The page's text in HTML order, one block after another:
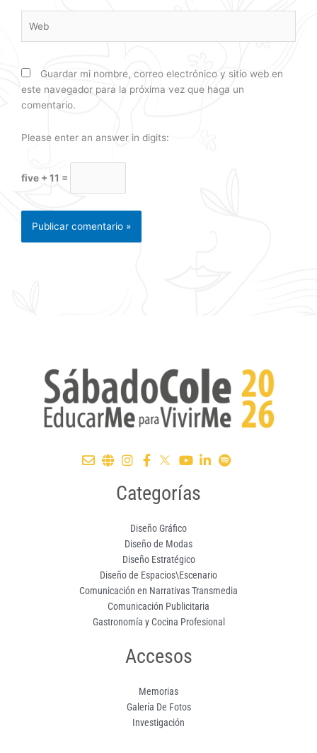
Guardar mi nombre, correo electrónico y sitio web en
este navegador para la próxima vez que haga un
comentario.
Please enter an answer in digits:
five + 11 =
Categorías
Diseño Gráfico
Diseño de Modas
Diseño Estratégico
Diseño de Espacios\Escenario
Comunicación en Narrativas Transmedia
Comunicación Publicitaria
Gastronomía y Cocina Profesional
Accesos
Memorias
Galería De Fotos
Investigación